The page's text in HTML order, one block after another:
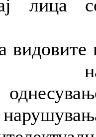
лица
видовите